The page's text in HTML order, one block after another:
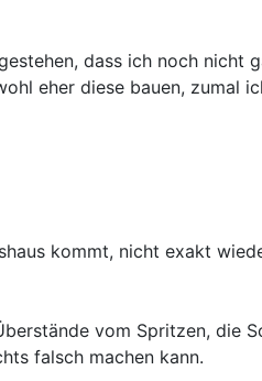
dass ich noch nicht
eher diese bauen, zumal
kommt, nicht exakt
vom Spritzen, die
falsch machen kann.